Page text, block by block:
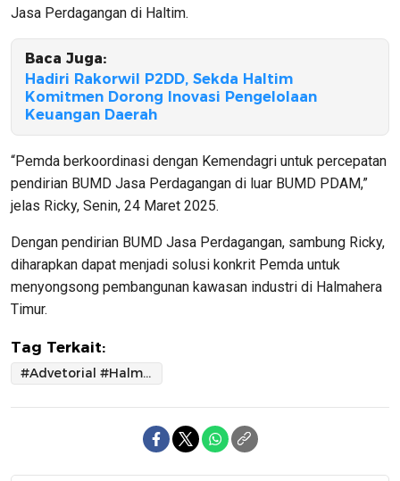
Jasa Perdagangan di Haltim.
Baca Juga:
Hadiri Rakorwil P2DD, Sekda Haltim
Komitmen Dorong Inovasi Pengelolaan
Keuangan Daerah
“Pemda berkoordinasi dengan Kemendagri untuk percepatan
pendirian BUMD Jasa Perdagangan di luar BUMD PDAM,”
jelas Ricky, Senin, 24 Maret 2025.
Dengan pendirian BUMD Jasa Perdagangan, sambung Ricky,
diharapkan dapat menjadi solusi konkrit Pemda untuk
menyongsong pembangunan kawasan industri di Halmahera
Timur.
Tag Terkait:
#Advetorial #HalmaheraTimur